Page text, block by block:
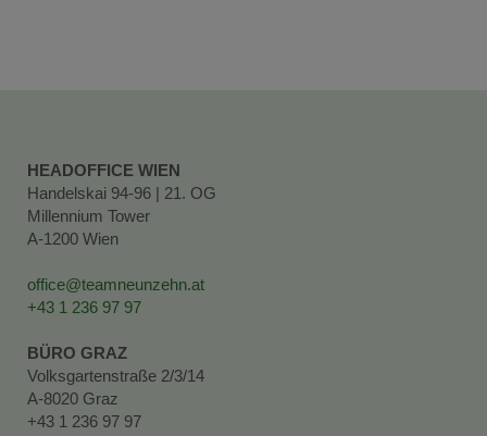
HEADOFFICE WIEN
Handelskai 94-96 | 21. OG
Millennium Tower
A-1200 Wien
office@teamneunzehn.at
+43 1 236 97 97
BÜRO GRAZ
Volksgartenstraße 2/3/14
A-8020 Graz
+43 1 236 97 97